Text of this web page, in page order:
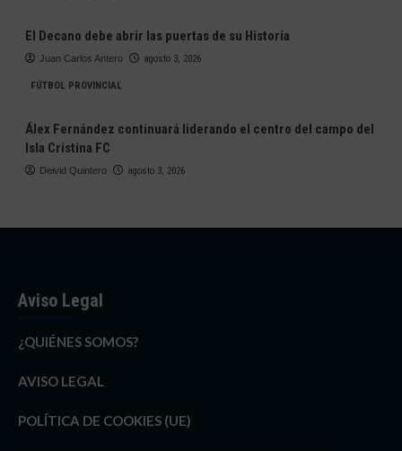
El Decano debe abrir las puertas de su Historia
Juan Carlos Antero agosto 3, 2026
FÚTBOL PROVINCIAL
Álex Fernández continuará liderando el centro del campo del
Isla Cristina FC
Deivid Quintero agosto 3, 2026
Aviso Legal
¿QUIÉNES SOMOS?
AVISO LEGAL
POLÍTICA DE COOKIES (UE)